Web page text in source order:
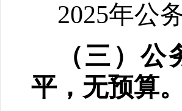
2025年公
（三）
平 ，无预算。